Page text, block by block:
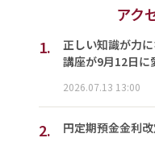
アク
1.
正しい知識が力
講座が9月12日に
2026.07.13 13:00
2. 円定期預金金利